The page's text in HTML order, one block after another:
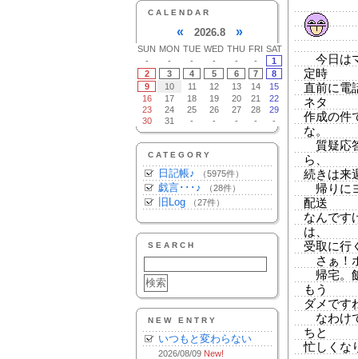
CALENDAR
« 2026.8 »
SUN MON TUE WED THU FRI SAT
-
- - - - -
1
2
3 4 5 6 7
8
9
10 11 12 13 14
15
16
17 18 19 20 21
22
23
24 25 26 27 28
29
30
31 - - - - -
CATEGORY
日記帳♪ （5975件）
戯言･･･♪ （28件）
旧Log （27件）
SEARCH
NEW ENTRY
いつもと変わらない
2026/08/09 New!
今日は
定時
直前に電
ネタ
作成の件
な。
質疑応
ら、
続きは来
帰りに
配送
なんです
は、
受取に行
さぁ！
帰宅。
もう
ダメです
なわけ
ちと
忙しくな